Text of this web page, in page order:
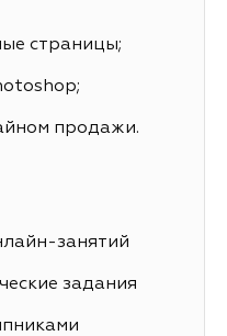
страницы;
продажи.
занятий
задания